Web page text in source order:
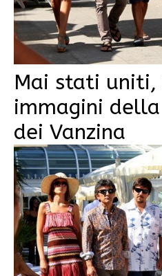
Mai stati uniti,
immagini
dei Vanzina